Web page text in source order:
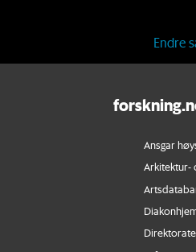
Endre
Ansgar
Arkitektur-